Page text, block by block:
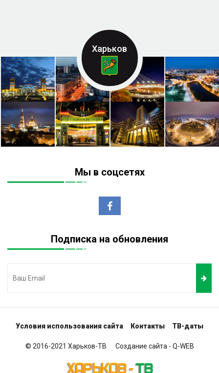
Харьков
Мы в соцсетях
Подписка на обновления
Условия использования сайта Контакты ТВ-даты
© 2016-2021 Харьков-ТВ Создание сайта - Q-WEB